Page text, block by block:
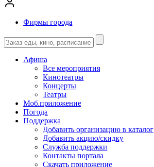
Фирмы города
Афиша
Все мероприятия
Кинотеатры
Концерты
Театры
Моб.приложение
Погода
Поддержка
Добавить организацию в каталог
Добавить акцию/скидку
Служба поддержки
Контакты портала
Скачать приложение